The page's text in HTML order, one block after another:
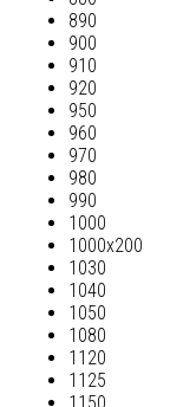
890
900
910
920
950
960
970
980
990
1000
1000х200
1030
1040
1050
1080
1120
1125